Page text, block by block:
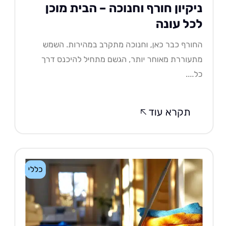
חורף וחנוכה – הבית מוכן
עונה
כבר כאן, וחנוכה מתקרב במהירות. השמש
מאוחר יותר, הגשם מתחיל להיכנס דרך
תקרא עוד
כללי